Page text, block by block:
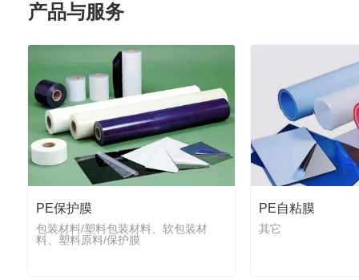
产品与服务
PE保护膜
包装材料/塑料包装材料、软包装材
料、塑料原料/保护膜
PE自粘膜
其它